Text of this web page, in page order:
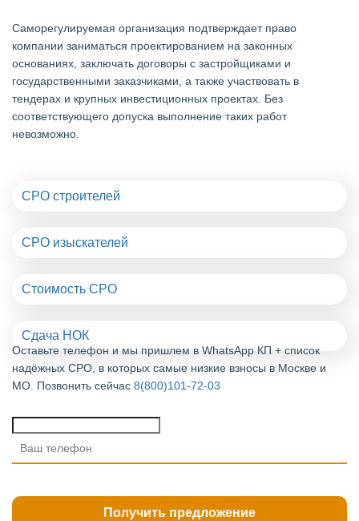
Саморегулируемая организация подтверждает право
компании заниматься проектированием на законных
основаниях, заключать договоры с застройщиками и
государственными заказчиками, а также участвовать в
тендерах и крупных инвестиционных проектах. Без
соответствующего допуска выполнение таких работ
невозможно.
СРО строителей
СРО изыскателей
Стоимость СРО
Сдача НОК
Оставьте телефон и мы пришлем в WhatsApp КП + список
надёжных СРО, в которых самые низкие взносы в Москве и
МО. Позвонить сейчас 8(800)101-72-03